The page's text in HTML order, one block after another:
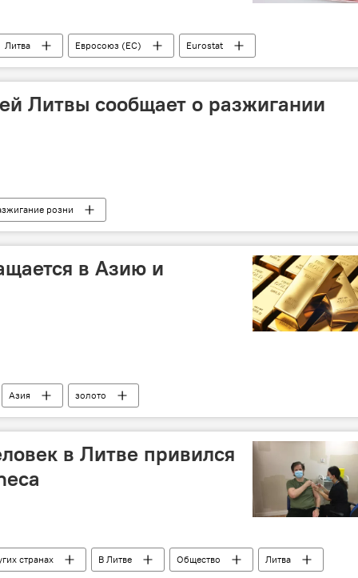
Литва Евросоюз (ЕС) Eurostat
Литвы сообщает о разжигании
розни
в Азию и
Азия золото
в Литве привился
странах В Литве Общество Литва